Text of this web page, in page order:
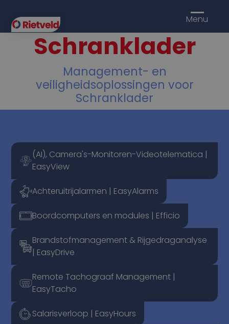
Menu
Schranklader
Management- en
veiligheidsoplossingen voor
Schranklader
(AI), Camera's-Monitoren-Videotelematica |
EasyView
Achteruitrijalarmen | EasyAlarms
Boordcomputers en modules | Efficio
Brandstofmanagement & Rijgedraganalyse
| EasyDrive
Remote Tachograaf Management |
EasyTacho
Salarisverloop | EasyHours